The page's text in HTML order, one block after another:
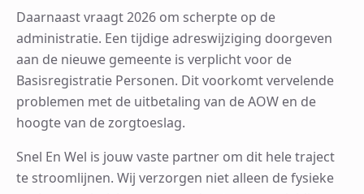
Daarnaast vraagt 2026 om scherpte op de
administratie. Een tijdige adreswijziging doorgeven
aan de nieuwe gemeente is verplicht voor de
Basisregistratie Personen. Dit voorkomt vervelende
problemen met de uitbetaling van de AOW en de
hoogte van de zorgtoeslag.
Snel En Wel is jouw vaste partner om dit hele traject
te stroomlijnen. Wij verzorgen niet alleen de fysieke